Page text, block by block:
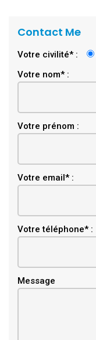
Contact Me
Votre civilité* :
Votre nom* :
Votre prénom :
Votre email* :
Votre téléphone* :
Message